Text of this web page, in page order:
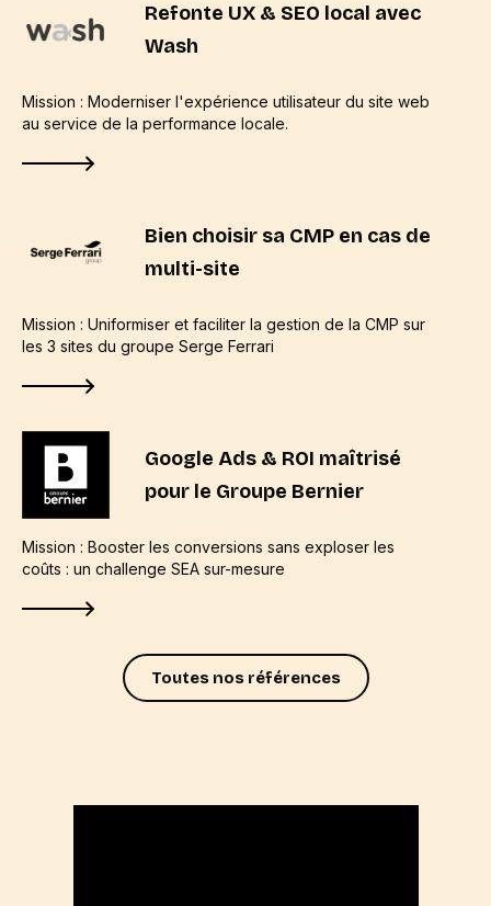
Refonte UX & SEO local avec
Wash
Mission : Moderniser l'expérience utilisateur du site web
au service de la performance locale.
Bien choisir sa CMP en cas de
multi-site
Mission : Uniformiser et faciliter la gestion de la CMP sur
les 3 sites du groupe Serge Ferrari
Google Ads & ROI maîtrisé
pour le Groupe Bernier
Mission : Booster les conversions sans exploser les
coûts : un challenge SEA sur-mesure
Toutes nos références